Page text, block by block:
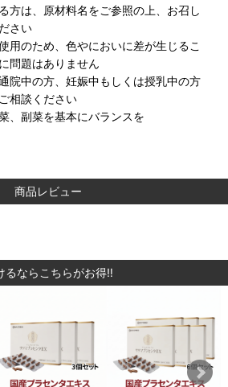
方は、原材料名をご参照の上、お召し
さい
用のため、色やにおいに差が生じるこ
問題はありません
院中の方、妊娠中もしくは授乳中の方
相談ください
、副菜を基本にバランスを
商品レビュー
るならこちらがお得‼